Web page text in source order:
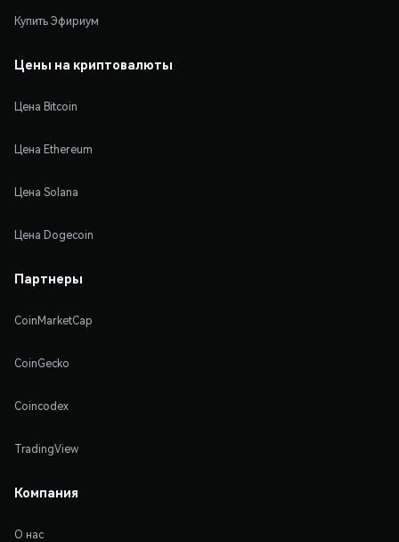
Купить Эфириум
Цены на криптовалюты
Цена Bitcoin
Цена Ethereum
Цена Solana
Цена Dogecoin
Партнеры
CoinMarketCap
CoinGecko
Coincodex
TradingView
Компания
О нас